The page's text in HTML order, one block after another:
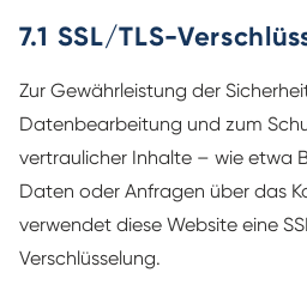
7.1 SSL/TLS-
Zur Gewährleistung der
Datenbearbeitung und zum
vertraulicher Inhalte – wie etwa
Daten oder Anfragen über das
verwendet diese Website eine
Verschlüsselung.